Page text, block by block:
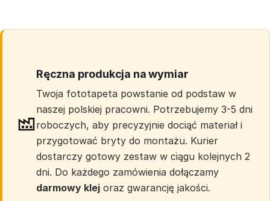
Ręczna produkcja na wymiar
Twoja fototapeta powstanie od podstaw w
naszej polskiej pracowni. Potrzebujemy 3-5 dni
roboczych, aby precyzyjnie dociąć materiał i
przygotować bryty do montażu. Kurier
dostarczy gotowy zestaw w ciągu kolejnych 2
dni. Do każdego zamówienia dołączamy
darmowy klej oraz gwarancję jakości.